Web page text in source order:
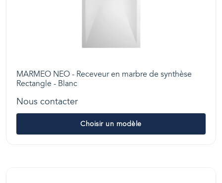
MARMEO NEO - Receveur en marbre de synthèse
Rectangle - Blanc
Nous contacter
Choisir un modèle